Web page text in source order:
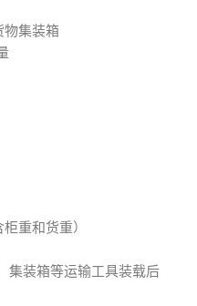
物集装箱
重和货重）
集装箱等运输工具装载后